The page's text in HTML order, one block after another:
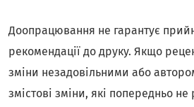
Доопрацювання не гарантує
рекомендації до друку. Якщо
зміни незадовільними або
змістові зміни, які попередньо не